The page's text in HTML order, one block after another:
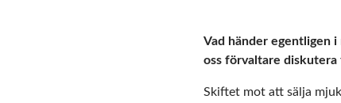
Vad händer egentligen
oss förvaltare diskutera
Skiftet mot att sälja